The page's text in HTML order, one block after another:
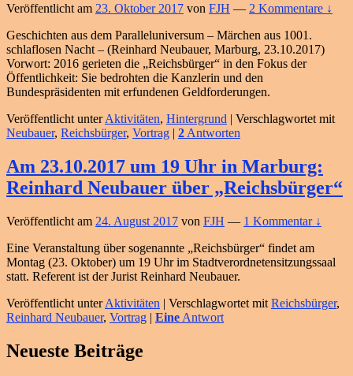
Veröffentlicht am 23. Oktober 2017 von FJH — 2 Kommentare ↓
Geschichten aus dem Paralleluniversum – Märchen aus 1001.
schlaflosen Nacht – (Reinhard Neubauer, Marburg, 23.10.2017)
Vorwort: 2016 gerieten die „Reichsbürger“ in den Fokus der
Öffentlichkeit: Sie bedrohten die Kanzlerin und den
Bundespräsidenten mit erfundenen Geldforderungen.
Veröffentlicht unter Aktivitäten, Hintergrund | Verschlagwortet mit
Neubauer, Reichsbürger, Vortrag | 2 Antworten
Am 23.10.2017 um 19 Uhr in Marburg:
Reinhard Neubauer über „Reichsbürger“
Veröffentlicht am 24. August 2017 von FJH — 1 Kommentar ↓
Eine Veranstaltung über sogenannte „Reichsbürger“ findet am
Montag (23. Oktober) um 19 Uhr im Stadtverordnetensitzungssaal
statt. Referent ist der Jurist Reinhard Neubauer.
Veröffentlicht unter Aktivitäten | Verschlagwortet mit Reichsbürger,
Reinhard Neubauer, Vortrag | Eine Antwort
Primärer
Neueste Beiträge